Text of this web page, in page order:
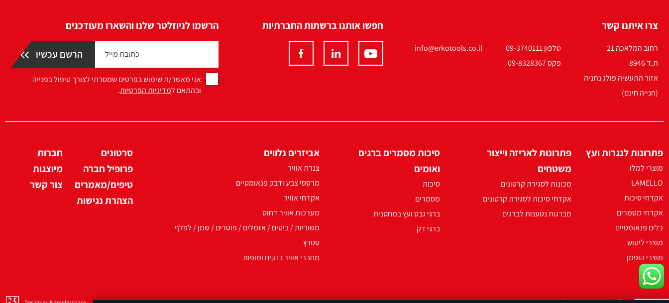
צרו איתנו קשר
רחוב המלאכה 21
ת.ד 8946
אזור התעשיה פולג נתניה
(חנייה חינם)
טלפון 09-3740111
פקס 09-8328367
info@erkotools.co.il
חפשו אותנו ברשתות החברתיות הרשמו לניוזלטר שלנו והשארו מעודכנים
אני מאשר/ת שימוש בפרטים שמסרתי לצורך טיפול בפנייה
ובהתאם למדיניות הפרטיות.
פתרונות לנגרות ועץ
מוצרי למלו
LAMELLO
אקדחי סיכות
אקדחי מסמרים
כלים פנאומטיים
מוצרי ליטוש
מוצרי הופמן
פתרונות לאריזה וייצור
משטחים
מכונות לסגירת קרטונים
אקדחי סיכות לסגירת קרטונים
מברגות נטענות לברגים
סיכות מסמרים ברגים
ואומים
סיכות
מסמרים
ברגי גבס ועץ במחסנית
ברגי דק
אביזרים נלווים
צנרת אוויר
מרססי צבע ודבק פנאומטיים
אקדחי אוויר
מערכות אוויר דחוס
משוריות / ביטים / אזמלים / פוטרים / שמן / לפלף
סטרץ
מחברי אוויר בזקים ומופות
סרטונים
פרופיל חברה
טיפים/מאמרים
הצהרת נגישות
חברות
מיוצגות
צור קשר